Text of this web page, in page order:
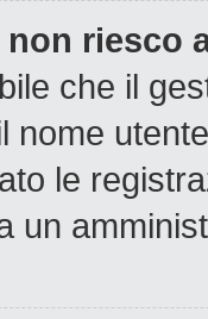
non riesco
che il
nome
le
un